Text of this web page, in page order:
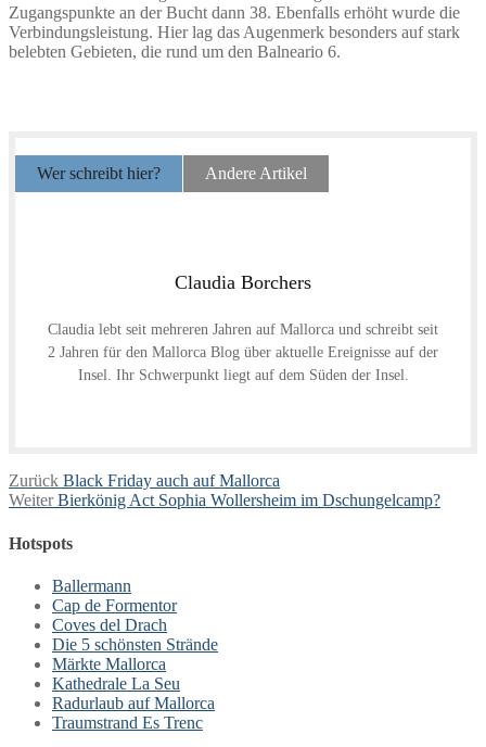
Zugangspunkte an der Bucht dann 38. Ebenfalls erhöht wurde die
Verbindungsleistung. Hier lag das Augenmerk besonders auf stark
belebten Gebieten, die rund um den Balneario 6.
Wer schreibt hier? Andere Artikel
Claudia Borchers
Claudia lebt seit mehreren Jahren auf Mallorca und schreibt seit
2 Jahren für den Mallorca Blog über aktuelle Ereignisse auf der
Insel. Ihr Schwerpunkt liegt auf dem Süden der Insel.
Beitragsnavigation
Zurück Vorheriger
Beitrag:
Black Friday auch auf Mallorca
Weiter Nächster
Bierkönig Act Sophia Wollersheim im Dschungelcamp?
Hotspots
Ballermann
Cap de Formentor
Coves del Drach
Die 5 schönsten Strände
Märkte Mallorca
Kathedrale La Seu
Radurlaub auf Mallorca
Traumstrand Es Trenc